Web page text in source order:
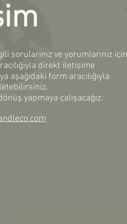
sorularınız ve yorumlarınız için
direkt iletişime
aşağıdaki form aracılığıyla
yapmaya çalışacağız.